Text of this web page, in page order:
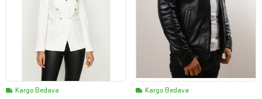
Kargo Bedava Kargo Bedava